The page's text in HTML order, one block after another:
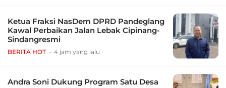
Ketua Fraksi NasDem DPRD Pandeglang
Kawal Perbaikan Jalan Lebak Cipinang-
Sindangresmi
BERITA HOT 4 jam yang lalu
Andra Soni Dukung Program Satu Desa